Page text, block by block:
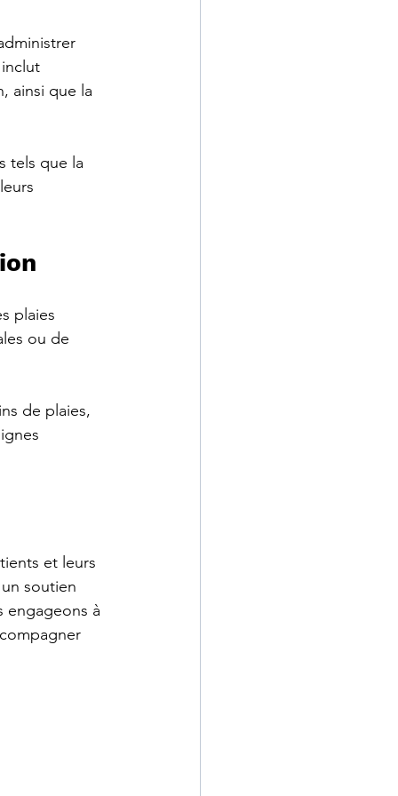
ainsi que la
tels que la
plaies
ou de
de plaies,
et leurs
soutien
engageons à